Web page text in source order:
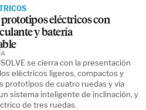
eléctricos con
y batería
se cierra con la presentación
eléctricos ligeros, compactos y
prototipos de cuatro ruedas y vía
sistema inteligente de inclinación, y
de tres ruedas.